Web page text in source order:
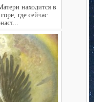
находится в
где сейчас